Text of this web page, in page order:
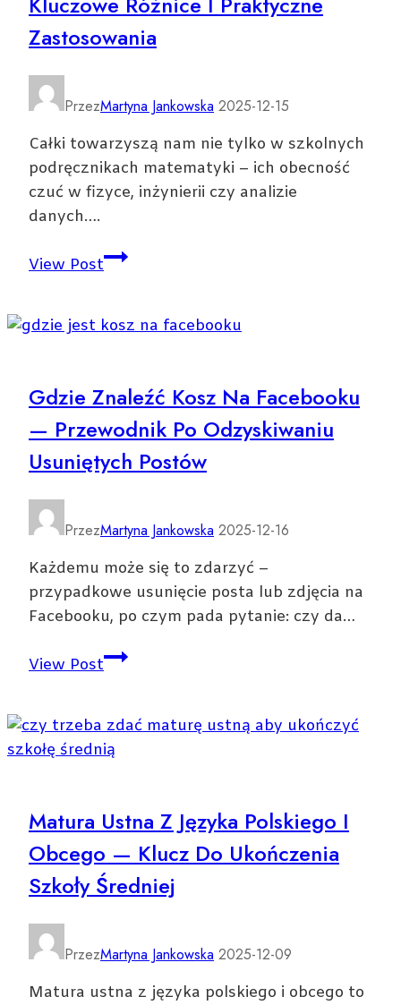
Zastosowania
PrzezMartyna Jankowska 2025-12-15
Całki towarzyszą nam nie tylko w szkolnych
podręcznikach matematyki – ich obecność
czuć w fizyce, inżynierii czy analizie
danych….
View PostCałki
nieoznaczone
różnice
i
praktyczne
zastosowania
Gdzie Znaleźć Kosz Na Facebooku
— Przewodnik Po Odzyskiwaniu
Usuniętych Postów
PrzezMartyna Jankowska 2025-12-16
Każdemu może się to zdarzyć –
przypadkowe usunięcie posta lub zdjęcia na
Facebooku, po czym pada pytanie: czy da…
View PostGdzie
na
Facebooku
po
odzyskiwaniu
usuniętych
postów
Matura Ustna Z Języka Polskiego I
Obcego — Klucz Do Ukończenia
Szkoły Średniej
PrzezMartyna Jankowska 2025-12-09
Matura ustna z języka polskiego i obcego to